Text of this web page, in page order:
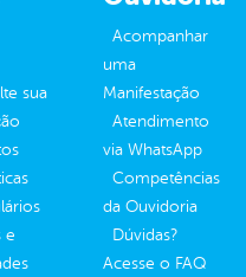
sua
e
Acompanhar
uma
Manifestação
Atendimento
via WhatsApp
Competências
da Ouvidoria
Dúvidas?
Acesse o FAQ